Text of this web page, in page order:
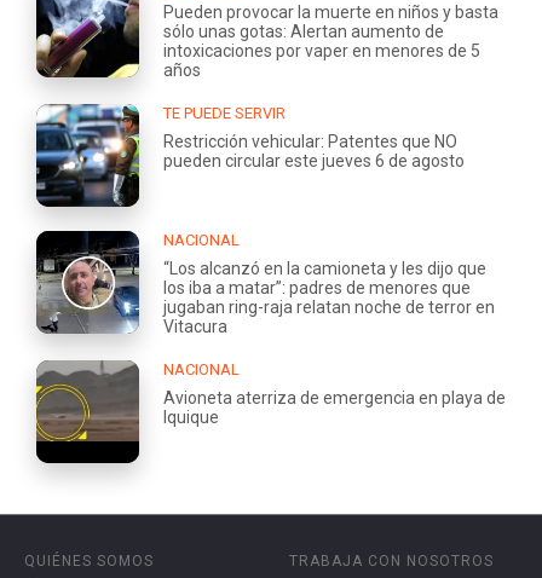
Pueden provocar la muerte en niños y basta
sólo unas gotas: Alertan aumento de
intoxicaciones por vaper en menores de 5
años
TE PUEDE SERVIR
Restricción vehicular: Patentes que NO
pueden circular este jueves 6 de agosto
NACIONAL
“Los alcanzó en la camioneta y les dijo que
los iba a matar”: padres de menores que
jugaban ring-raja relatan noche de terror en
Vitacura
NACIONAL
Avioneta aterriza de emergencia en playa de
Iquique
QUIÉNES SOMOS
TRABAJA CON NOSOTROS